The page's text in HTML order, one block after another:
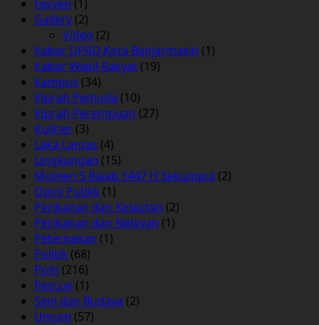
Fesyen (1)
Gallery (2)
Video (2)
Kabar DPRD Kota Banjarmasin (1)
Kabar Wakil Rakyat (19)
Kampus (34)
Kiprah Pemuda (10)
Kiprah Perempuan (27)
Kuliner (3)
Laka Lantas (4)
Lingkungan (15)
Momen 5 Rajab 1447 H Sekumpul (2)
Opini Publik (1)
Perikanan dan Kelautan (2)
Perikanan dan Nelayan (1)
Peternakan (1)
Politik (68)
Polri (216)
Rescue (1)
Seni dan Budaya (2)
Umum (57)